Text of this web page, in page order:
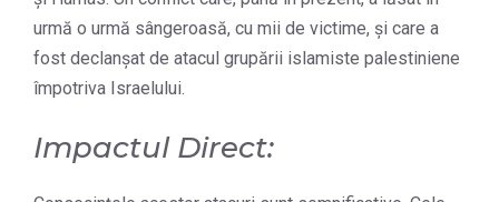
urmă o urmă sângeroasă, cu mii de victime, și care a
fost declanșat de atacul grupării islamiste palestiniene
împotriva Israelului.
Impactul Direct: